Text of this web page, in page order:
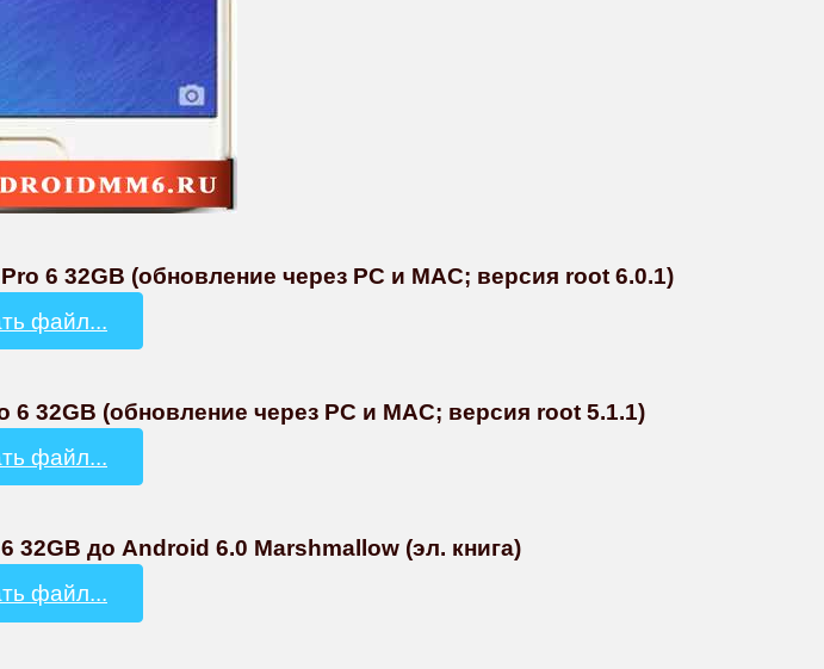
6 32GB (обновление через PC и MAC; версия root 6.0.1)
файл...
32GB (обновление через PC и MAC; версия root 5.1.1)
файл...
32GB до Android 6.0 Marshmallow (эл. книга)
файл...